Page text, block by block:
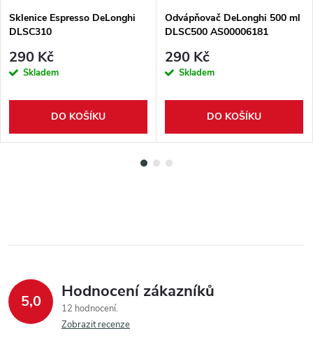
Sklenice Espresso DeLonghi
DLSC310
290 Kč
Skladem
DO KOŠÍKU
Odvápňovač DeLonghi 500 ml
DLSC500 AS00006181
290 Kč
Skladem
DO KOŠÍKU
5,0 Hodnocení zákazníků
12 hodnocení
Zobrazit recenze